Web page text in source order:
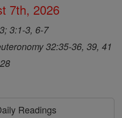
7th, 2026
3:1-3, 6-7
32:35-36, 39, 41
Readings